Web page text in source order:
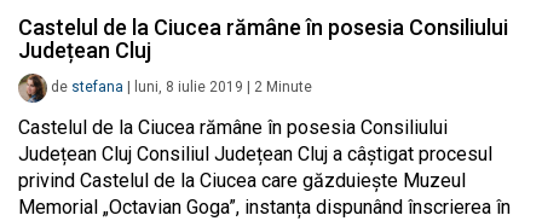
Castelul de la Ciucea rămâne în posesia Consiliului
Județean Cluj
de stefana luni, 8 iulie 2019 2 Minute
Castelul de la Ciucea rămâne în posesia Consiliului
Județean Cluj Consiliul Județean Cluj a câștigat procesul
privind Castelul de la Ciucea care găzduiește Muzeul
Memorial „Octavian Goga”, instanța dispunând înscrierea în